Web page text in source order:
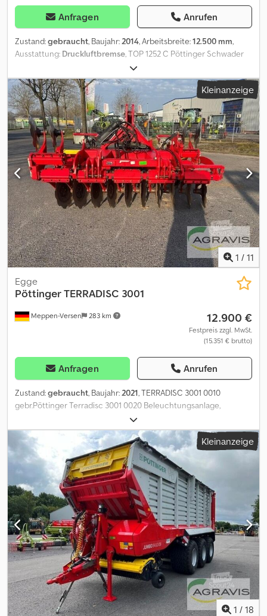
Anfragen Anrufen
Zustand:gebraucht, Baujahr:2014, Arbeitsbreite:12.500 mm,
Ausstattung: Druckluftbremse, TOP 1252 C Pöttinger Schwader
Arbeitsbreite: 8,00 - 12,50 m 4 Kreisel für Mittenschwadablage 13
Zinkenarme je Kreisel, 3,30 m Kreisel-Durchmesser TOPTECH
PLUS Kreiseleinheit hydr. Arbeitsbreitenverstellung hydr.
Klappung 5-Rad Fahrwerk + MULTITAST Rad vor dem Kreisel
Kreiselantrieb vorne hydraulisch Kreiselantrieb hinten
mechanisch Schwadtuch Dcsdpfjy Hdzljx Afzjk
Druckluftbremsanlage Bereifung: 710/35R22.5 Load Sensing,
ISOBUS, PÖTTINGER Bedienterminal Arbeitsscheinwerfer LED
Gelenkwelle Warntafeln/ Beleuchtung
Kleinanzeige
1 / 11
Meppen-Versen 283 km
Egge
PöttingerTERRADISC 3001
12.900 €
Festpreis zzgl. MwSt.
(15.351 € brutto)
Anfragen Anrufen
Zustand:gebraucht, Baujahr:2021, TERRADISC 3001 0010
gebr.Pöttinger Terradisc 3001 0020 Beleuchtungsanlage,
Warntafel 0030 610 Scheibendurchmesser, 24 Scheiben, Gezackt
0040 Rohrstabwalze 0050 hydr. Tiefenverstellung Dodpeyt Tf Esfx
Afzsck 0060 hydr. Randscheibenklappung
Kleinanzeige
1 / 18